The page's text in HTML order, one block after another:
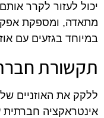
יכול לעזור לקרר
מתאדה, ומספקת
במיוחד בגזעים עם
תקשורת
ללקק את האוזניים
אינטראקציה